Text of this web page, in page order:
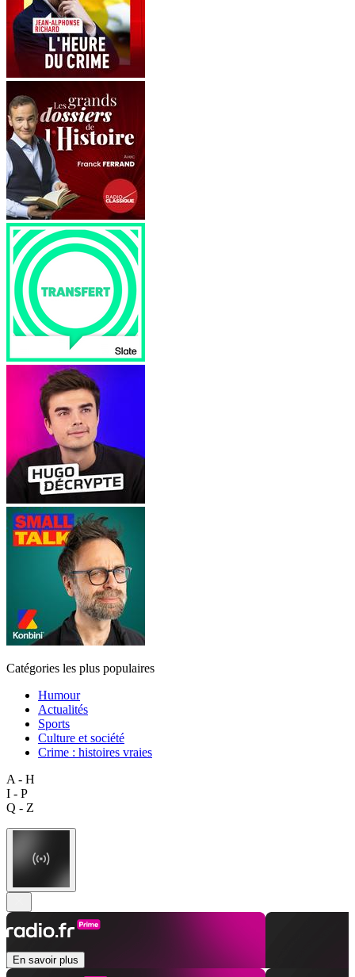
Catégories les plus populaires
Humour
Actualités
Sports
Culture et société
Crime : histoires vraies
A - H
I - P
Q - Z
En savoir plus